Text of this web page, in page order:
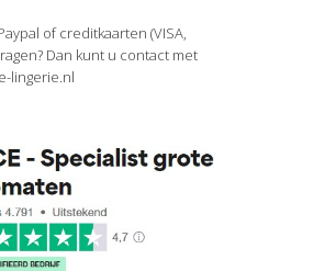
of creditkaarten (VISA,
Dan kunt u contact met
lingerie.nl